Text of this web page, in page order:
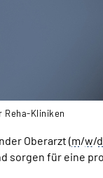
Reha-Kliniken
Oberarzt (m/w/d
sorgen für eine